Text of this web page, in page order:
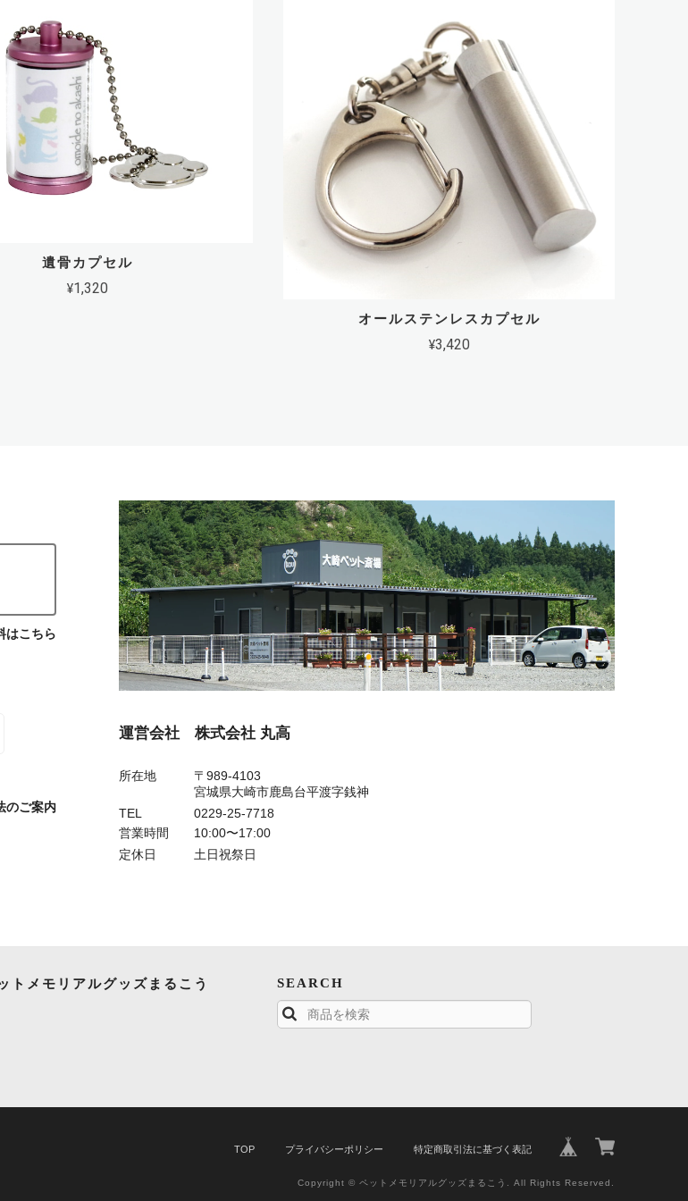
遺骨カプセル
¥1,320
オールステンレスカプセル
¥3,420
はこちら
のご案内
運営会社 株式会社 丸高
所在地
〒989-4103
宮城県大崎市鹿島台平渡字銭神
TEL
0229-25-7718
営業時間
10:00〜17:00
定休日
土日祝祭日
トメモリアルグッズまるこう SEARCH
TOP プライバシーポリシー 特定商取引法に基づく表記
Copyright © ペットメモリアルグッズまるこう. All Rights Reserved.